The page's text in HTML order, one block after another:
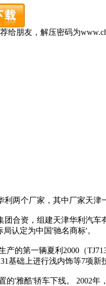
给朋友，解压密码为
个厂家，其中厂家天津
合资，组建天津华利汽车
认定为中国'驰名商标'。
的第一辆夏利2000（
基础上进行浅内饰等7项新
'雅酷'轿车下线。 2002